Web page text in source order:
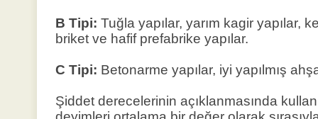
B Tipi: Tuğla yapılar, yarım kagir yapılar,
briket ve hafif prefabrike yapılar.
C Tipi: Betonarme yapılar, iyi yapılmış
Şiddet derecelerinin açıklanmasında